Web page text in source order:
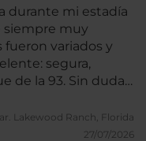
durante mi estadía
siempre muy
fueron variados y
segura,
de la 93. Sin duda
Lakewood Ranch, Florida
27/07/2026